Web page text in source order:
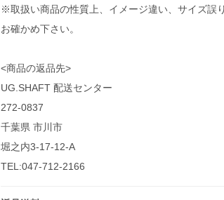
※取扱い商品の性質上、イメージ違い、サイズ誤
お確かめ下さい。
<商品の返品先>
UG.SHAFT 配送センター
272-0837
千葉県 市川市
堀之内3-17-12-A
TEL:047-712-2166